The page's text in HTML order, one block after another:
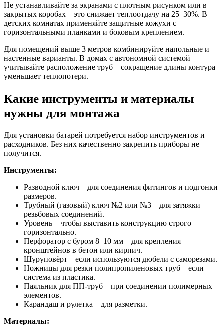
Не устанавливайте за экранами с плотным рисунком или в
закрытых коробах – это снижает теплоотдачу на 25–30%. В
детских комнатах применяйте защитные кожухи с
горизонтальными планками и боковым креплением.
Для помещений выше 3 метров комбинируйте напольные и
настенные варианты. В домах с автономной системой
учитывайте расположение труб – сокращение длины контура
уменьшает теплопотери.
Какие инструменты и материалы
нужны для монтажа
Для установки батарей потребуется набор инструментов и
расходников. Без них качественно закрепить приборы не
получится.
Инструменты:
Разводной ключ – для соединения фитингов и подгонки
размеров.
Трубный (газовый) ключ №2 или №3 – для затяжки
резьбовых соединений.
Уровень – чтобы выставить конструкцию строго
горизонтально.
Перфоратор с буром 8–10 мм – для крепления
кронштейнов в бетон или кирпич.
Шуруповёрт – если используются дюбели с саморезами.
Ножницы для резки полипропиленовых труб – если
система из пластика.
Паяльник для ПП-труб – при соединении полимерных
элементов.
Карандаш и рулетка – для разметки.
Материалы: